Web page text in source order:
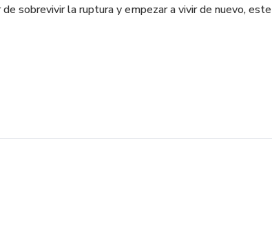
sobrevivir la ruptura y empezar a vivir de nuevo, este